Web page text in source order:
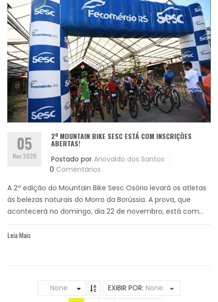
05
Nov 2020
2º MOUNTAIN BIKE SESC ESTÁ COM INSCRIÇÕES
ABERTAS!
Postado por Ariovaldo dos Santos
0 Comentários
A 2ª edição do Mountain Bike Sesc Osório levará os atletas
às belezas naturais do Morro da Borússia. A prova, que
acontecerá no domingo, dia 22 de novembro, está com...
Leia Mais
None EXIBIR POR: None